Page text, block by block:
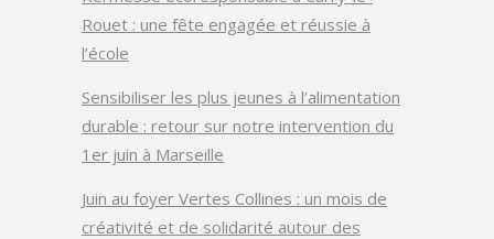
Rouet : une fête engagée et réussie à
l’école
Sensibiliser les plus jeunes à l’alimentation
durable : retour sur notre intervention du
1er juin à Marseille
Juin au foyer Vertes Collines : un mois de
créativité et de solidarité autour des